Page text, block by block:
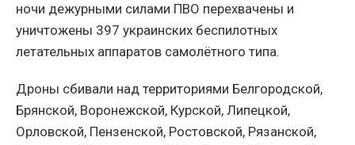
ночи дежурными силами ПВО перехвачены и
уничтожены 397 украинских беспилотных
летательных аппаратов самолётного типа.
Дроны сбивали над территориями Белгородской,
Брянской, Воронежской, Курской, Липецкой,
Орловской, Пензенской, Ростовской, Рязанской,